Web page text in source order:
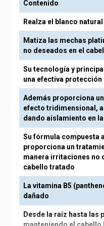
Contenido
Realza el blanco
Matiza las mechas
no deseados en el
Su tecnología y
una efectiva
Además proporciona
efecto tridimensional,
dando aislamiento en
Su fórmula compuesta
proporciona un
manera irritaciones no
cabello tratado
La vitamina B5
dañado
Desde la raíz hasta las
manteniendo el